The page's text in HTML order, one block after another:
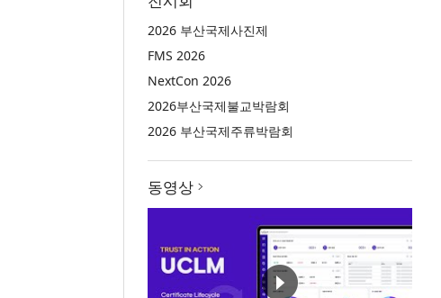
2026 부산국제사진제
FMS 2026
NextCon 2026
2026부산국제불교박람회
2026 부산국제주류박람회
동영상